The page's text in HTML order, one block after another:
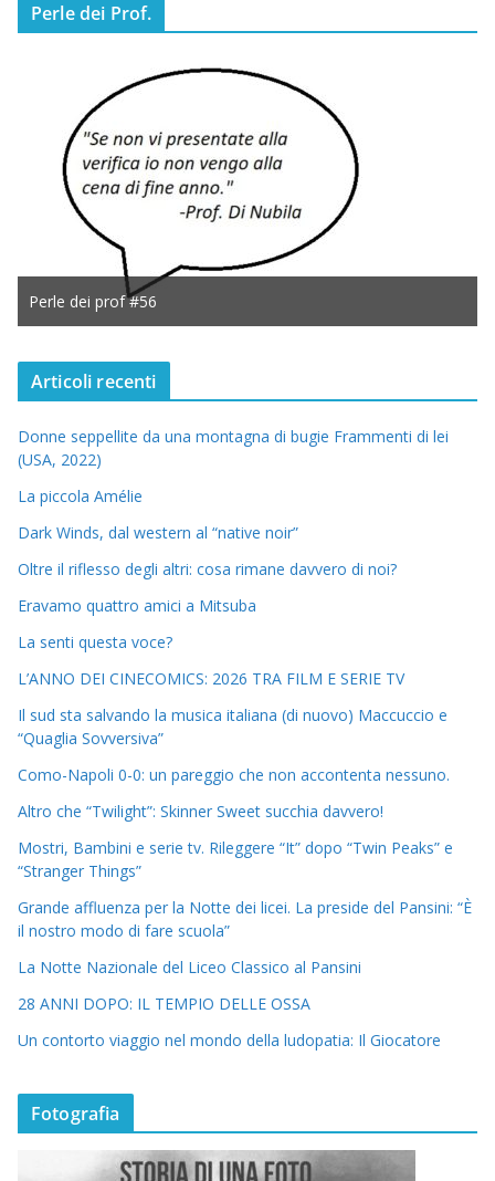
Perle dei Prof.
Perle dei prof #56
Articoli recenti
Donne seppellite da una montagna di bugie Frammenti di lei
(USA, 2022)
La piccola Amélie
Dark Winds, dal western al “native noir”
Oltre il riflesso degli altri: cosa rimane davvero di noi?
Eravamo quattro amici a Mitsuba
La senti questa voce?
L’ANNO DEI CINECOMICS: 2026 TRA FILM E SERIE TV
Il sud sta salvando la musica italiana (di nuovo) Maccuccio e
“Quaglia Sovversiva”
Como-Napoli 0-0: un pareggio che non accontenta nessuno.
Altro che “Twilight”: Skinner Sweet succhia davvero!
Mostri, Bambini e serie tv. Rileggere “It” dopo “Twin Peaks” e
“Stranger Things”
Grande affluenza per la Notte dei licei. La preside del Pansini: “È
il nostro modo di fare scuola”
La Notte Nazionale del Liceo Classico al Pansini
28 ANNI DOPO: IL TEMPIO DELLE OSSA
Un contorto viaggio nel mondo della ludopatia: Il Giocatore
Fotografia